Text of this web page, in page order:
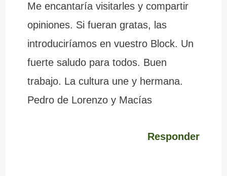
Me encantaría visitarles y compartir
opiniones. Si fueran gratas, las
introduciríamos en vuestro Block. Un
fuerte saludo para todos. Buen
trabajo. La cultura une y hermana.
Pedro de Lorenzo y Macías
Responder